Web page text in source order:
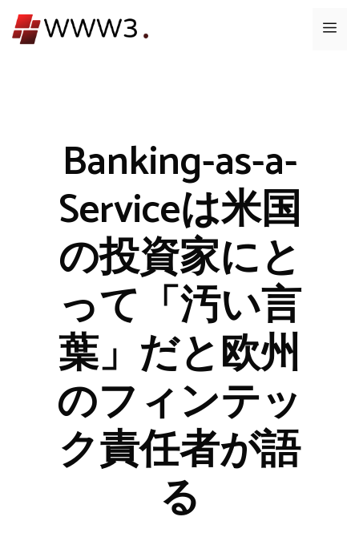
ン
メ
Banking-as-a-
Serviceは米国
の投資家にと
って「汚い言
葉」だと欧州
のフィンテッ
ク責任者が語
る